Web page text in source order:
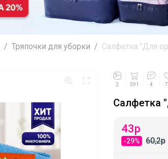
Тряпочки для уборки Салфетка "Для
2 591 4
Салфетка
43р
-29% 60,2р